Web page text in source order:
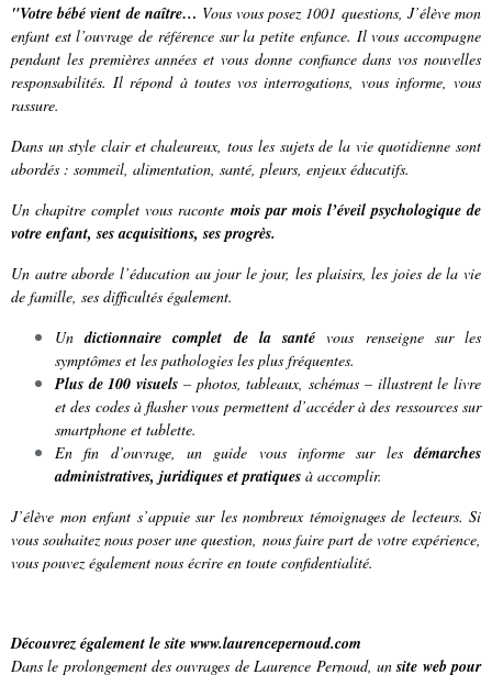
"Votre bébé vient de naître… Vous vous posez 1001 questions, J’élève mon
enfant est l’ouvrage de référence sur la petite enfance. Il vous accompagne
pendant les premières années et vous donne confiance dans vos nouvelles
responsabilités. Il répond à toutes vos interrogations, vous informe, vous
rassure.
Dans un style clair et chaleureux, tous les sujets de la vie quotidienne sont
abordés : sommeil, alimentation, santé, pleurs, enjeux éducatifs.
Un chapitre complet vous raconte mois par mois l’éveil psychologique de
votre enfant, ses acquisitions, ses progrès.
Un autre aborde l’éducation au jour le jour, les plaisirs, les joies de la vie
de famille, ses difficultés également.
Undictionnaire complet de la santé vous renseigne sur les
symptômes et les pathologies les plus fréquentes.
Plus de 100 visuels – photos, tableaux, schémas – illustrent le livre
et des codes à flasher vous permettent d’accéder à des ressources sur
smartphone et tablette.
En fin d’ouvrage, un guide vous informe sur lesdémarches
administratives, juridiques et pratiques à accomplir.
J’élève mon enfant s’appuie sur les nombreux témoignages de lecteurs. Si
vous souhaitez nous poser une question, nous faire part de votre expérience,
vous pouvez également nous écrire en toute confidentialité.
Découvrez également le site www.laurencepernoud.com
Dans le prolongement des ouvrages de Laurence Pernoud, unsite web pour